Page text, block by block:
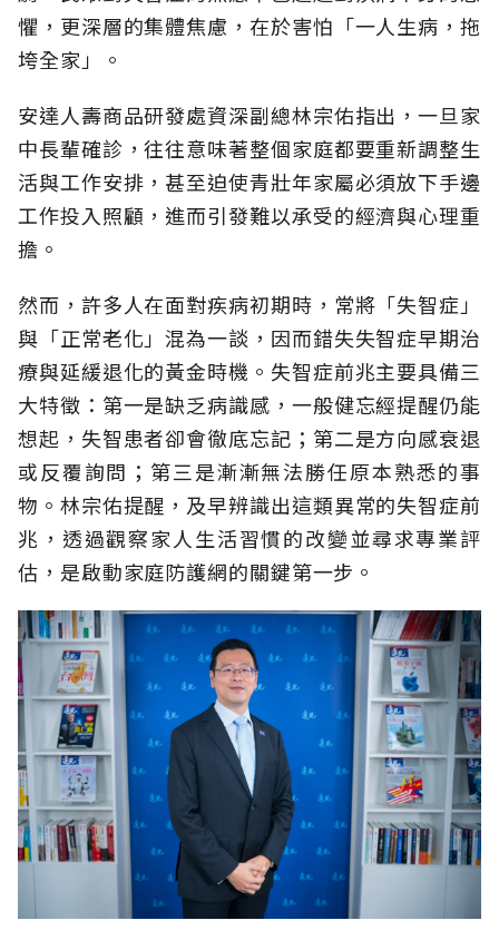
懼，更深層的集體焦慮，在於害怕「一人生病，拖
垮全家」。
安達人壽商品研發處資深副總林宗佑指出，一旦家
中長輩確診，往往意味著整個家庭都要重新調整生
活與工作安排，甚至迫使青壯年家屬必須放下手邊
工作投入照顧，進而引發難以承受的經濟與心理重
擔。
然而，許多人在面對疾病初期時，常將「失智症」
與「正常老化」混為一談，因而錯失失智症早期治
療與延緩退化的黃金時機。失智症前兆主要具備三
大特徵：第一是缺乏病識感，一般健忘經提醒仍能
想起，失智患者卻會徹底忘記；第二是方向感衰退
或反覆詢問；第三是漸漸無法勝任原本熟悉的事
物。林宗佑提醒，及早辨識出這類異常的失智症前
兆，透過觀察家人生活習慣的改變並尋求專業評
估，是啟動家庭防護網的關鍵第一步。